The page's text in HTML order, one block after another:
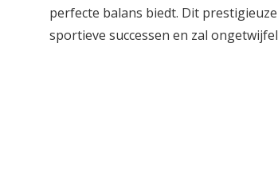
perfecte balans biedt. Dit
sportieve successen en zal